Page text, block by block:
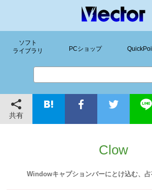
ソフト
ライブラリ
PCショップ
共有
Clow
Windowキャプションバーにとけ込む、